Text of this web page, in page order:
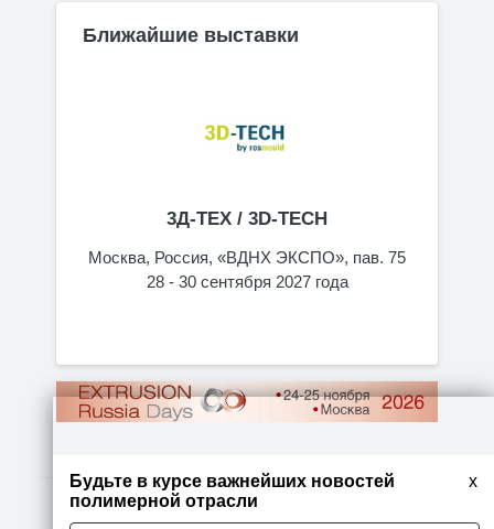
Ближайшие выставки
3Д-ТЕХ / 3D-TECH
Москва, Россия, «ВДНХ ЭКСПО», пав. 75
28 - 30 сентября 2027 года
x
Будьте в курсе важнейших новостей
полимерной отрасли